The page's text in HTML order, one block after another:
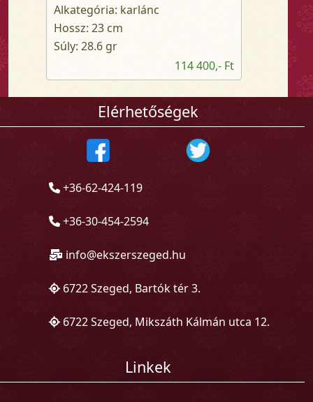
Alkategória: karlánc
Hossz: 23 cm
Súly: 28.6 gr
114 400,- Ft
Elérhetőségek
+36-62-424-119
+36-30-454-2594
info@ekszerszeged.hu
6722 Szeged, Bartók tér 3.
6722 Szeged, Mikszáth Kálmán utca 12.
Linkek